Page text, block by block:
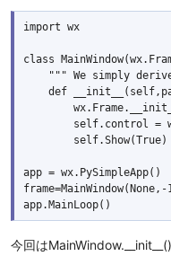
import wx
class
""" We simply
def
self.control =
        self.Show(True)
app = wx.PySimpleApp()
今回は